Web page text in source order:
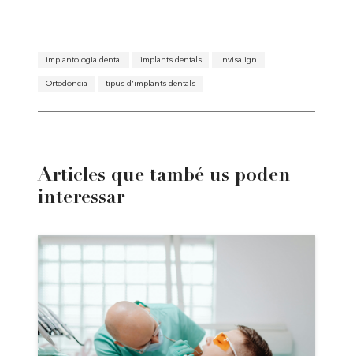
implantologia dental implants dentals Invisalign
Ortodòncia tipus d'implants dentals
Articles que també us poden
interessar